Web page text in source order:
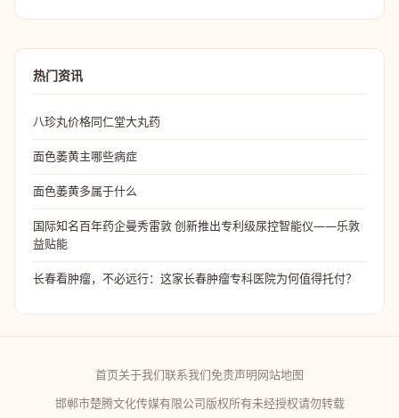
热门资讯
八珍丸价格同仁堂大丸药
面色萎黄主哪些病症
面色萎黄多属于什么
国际知名百年药企曼秀雷敦 创新推出专利级尿控智能仪——乐敦
益贴能
长春看肿瘤，不必远行：这家长春肿瘤专科医院为何值得托付？
首页关于我们联系我们免责声明网站地图
邯郸市楚腾文化传媒有限公司版权所有未经授权请勿转载